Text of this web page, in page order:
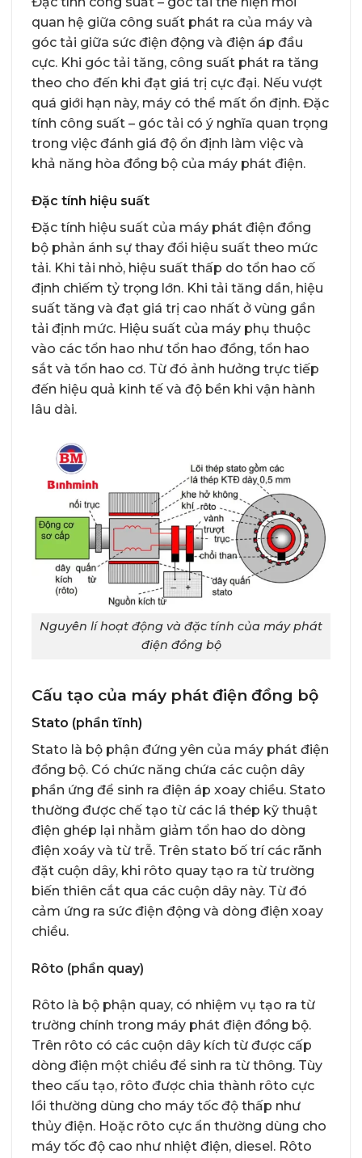
quan hệ giữa công suất phát ra của máy và
góc tải giữa sức điện động và điện áp đầu
cực. Khi góc tải tăng, công suất phát ra tăng
theo cho đến khi đạt giá trị cực đại. Nếu vượt
quá giới hạn này, máy có thể mất ổn định. Đặc
tính công suất – góc tải có ý nghĩa quan trọng
trong việc đánh giá độ ổn định làm việc và
khả năng hòa đồng bộ của máy phát điện.
Đặc tính hiệu suất
Đặc tính hiệu suất của máy phát điện đồng
bộ phản ánh sự thay đổi hiệu suất theo mức
tải. Khi tải nhỏ, hiệu suất thấp do tổn hao cố
định chiếm tỷ trọng lớn. Khi tải tăng dần, hiệu
suất tăng và đạt giá trị cao nhất ở vùng gần
tải định mức. Hiệu suất của máy phụ thuộc
vào các tổn hao như tổn hao đồng, tổn hao
sắt và tổn hao cơ. Từ đó ảnh hưởng trực tiếp
đến hiệu quả kinh tế và độ bền khi vận hành
lâu dài.
Nguyên lí hoạt động và đặc tính của máy phát
điện đồng bộ
Cấu tạo của máy phát điện đồng bộ
Stato (phần tĩnh)
Stato là bộ phận đứng yên của máy phát điện
đồng bộ. Có chức năng chứa các cuộn dây
phần ứng để sinh ra điện áp xoay chiều. Stato
thường được chế tạo từ các lá thép kỹ thuật
điện ghép lại nhằm giảm tổn hao do dòng
điện xoáy và từ trễ. Trên stato bố trí các rãnh
đặt cuộn dây, khi rôto quay tạo ra từ trường
biến thiên cắt qua các cuộn dây này. Từ đó
cảm ứng ra sức điện động và dòng điện xoay
chiều.
Rôto (phần quay)
Rôto là bộ phận quay, có nhiệm vụ tạo ra từ
trường chính trong máy phát điện đồng bộ.
Trên rôto có các cuộn dây kích từ được cấp
dòng điện một chiều để sinh ra từ thông. Tùy
theo cấu tạo, rôto được chia thành rôto cực
lồi thường dùng cho máy tốc độ thấp như
thủy điện. Hoặc rôto cực ẩn thường dùng cho
máy tốc độ cao như nhiệt điện, diesel. Rôto